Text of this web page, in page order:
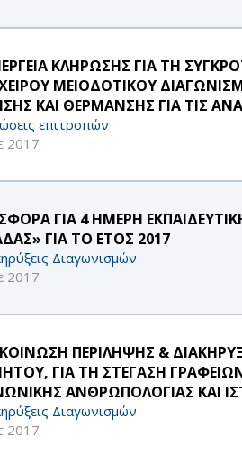
ΚΛΗΡΩΣΗΣ ΓΙΑ ΤΗ
ΜΕΙΟΔΟΤΙΚΟΥ
ΚΑΙ ΘΕΡΜΑΝΣΗΣ ΓΙΑ ΤΙΣ
επιτροπών
2017
ΓΙΑ 4 ΗΜΕΡΗ
ΓΙΑ ΤΟ ΕΤΟΣ 2017
Διαγωνισμών
2017
ΠΕΡΙΛΗΨΗΣ &
ΓΙΑ ΤΗ ΣΤΕΓΑΣΗ
ΑΝΘΡΩΠΟΛΟΓΙΑΣ ΚΑΙ
Διαγωνισμών
2017